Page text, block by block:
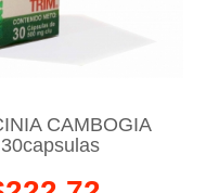
CAMBOGIA
30capsulas